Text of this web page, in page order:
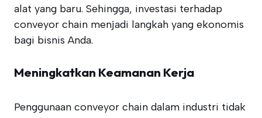
alat yang baru. Sehingga, investasi terhadap
conveyor chain menjadi langkah yang ekonomis
bagi bisnis Anda.
Meningkatkan Keamanan Kerja
Penggunaan conveyor chain dalam industri tidak